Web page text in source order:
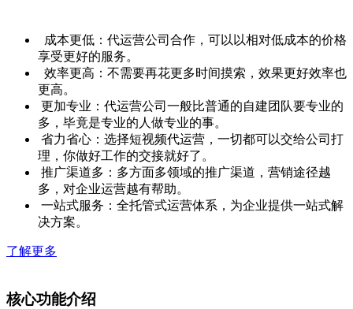
成本更低：代运营公司合作，可以以相对低成本的价格
享受更好的服务。
效率更高：不需要再花更多时间摸索，效果更好效率也
更高。
更加专业：代运营公司一般比普通的自建团队要专业的
多，毕竟是专业的人做专业的事。
省力省心：选择短视频代运营，一切都可以交给公司打
理，你做好工作的交接就好了。
推广渠道多：多方面多领域的推广渠道，营销途径越
多，对企业运营越有帮助。
一站式服务：全托管式运营体系，为企业提供一站式解
决方案。
了解更多
核心功能介绍